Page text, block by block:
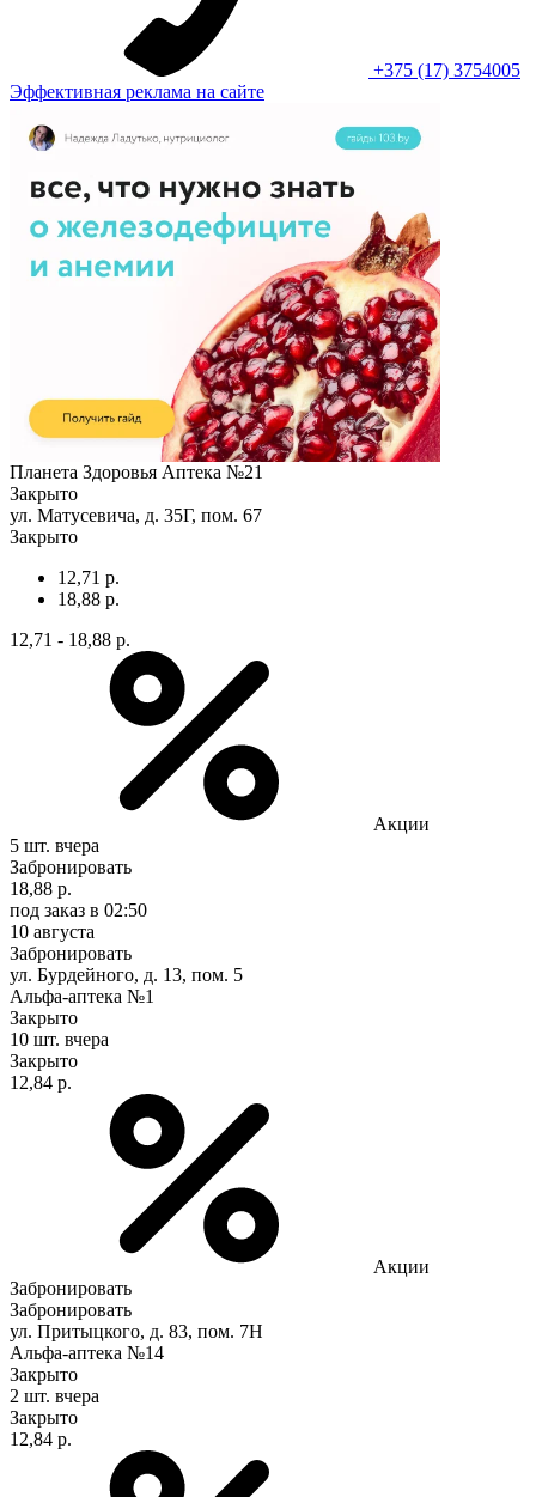
+375 (17) 3754005
Эффективная реклама на сайте
Планета Здоровья Аптека №21
Закрыто
ул. Матусевича, д. 35Г, пом. 67
Закрыто
12,71 р.
18,88 р.
12,71 - 18,88 р.
Акции
5 шт. вчера
Забронировать
18,88 р.
под заказ в 02:50
10 августа
Забронировать
ул. Бурдейного, д. 13, пом. 5
Альфа-аптека №1
Закрыто
10 шт. вчера
Закрыто
12,84 р.
Акции
Забронировать
Забронировать
ул. Притыцкого, д. 83, пом. 7Н
Альфа-аптека №14
Закрыто
2 шт. вчера
Закрыто
12,84 р.